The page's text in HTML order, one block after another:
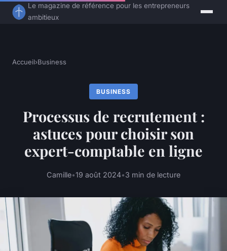
Le magazine de référence pour les entrepreneurs
ambitieux
Accueil›Business
BUSINESS
Processus de recrutement :
astuces pour choisir son
expert-comptable en ligne
Camille•19 août 2024•3 min de lecture